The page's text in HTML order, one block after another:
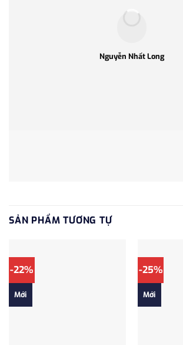
Nguyễn Nhất Long
SẢN PHẨM TƯƠNG TỰ
-22%
Mới
-25%
Mới